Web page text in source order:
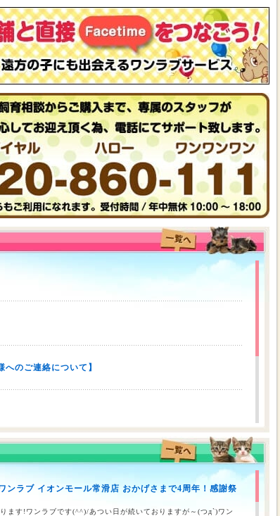
へのご連絡について】
合志店・光の森店・西熊本店・はません店・宇土店）
ンタウン宇多津店＆ゆめタウン三豊店 一年で一番お得な
ラブグループ
ンラブ イオンモール常滑店 おかげさまで4周年！感謝祭
ます!ワンラブです(^^)/あつい日が続いておりますが～(つд`)ワン